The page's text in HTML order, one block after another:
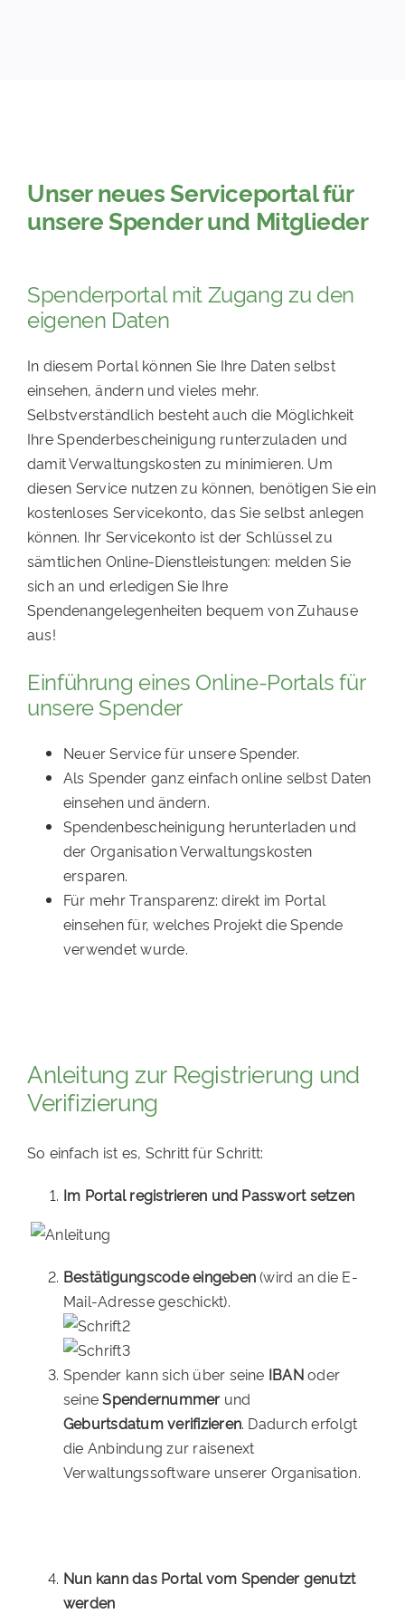
Unser neues Serviceportal für
unsere Spender und Mitglieder
Spenderportal mit Zugang zu den
eigenen Daten
In diesem Portal können Sie Ihre Daten selbst
einsehen, ändern und vieles mehr.
Selbstverständlich besteht auch die Möglichkeit
Ihre Spenderbescheinigung runterzuladen und
damit Verwaltungskosten zu minimieren. Um
diesen Service nutzen zu können, benötigen Sie ein
kostenloses Servicekonto, das Sie selbst anlegen
können. Ihr Servicekonto ist der Schlüssel zu
sämtlichen Online-Dienstleistungen: melden Sie
sich an und erledigen Sie Ihre
Spendenangelegenheiten bequem von Zuhause
aus!
Einführung eines Online-Portals für
unsere Spender
Neuer Service für unsere Spender.
Als Spender ganz einfach online selbst Daten
einsehen und ändern.
Spendenbescheinigung herunterladen und
der Organisation Verwaltungskosten
ersparen.
Für mehr Transparenz: direkt im Portal
einsehen für, welches Projekt die Spende
verwendet wurde.
Anleitung zur Registrierung und
Verifizierung
So einfach ist es, Schritt für Schritt:
Im Portal registrieren und Passwort setzen
Bestätigungscode eingeben(wird an die E-
Mail-Adresse geschickt).
Spender kann sich über seine IBANoder
seineSpendernummer und
Geburtsdatumverifizieren. Dadurch erfolgt
die Anbindung zur raisenext
Verwaltungssoftware unserer Organisation.
Nun kann das Portal vom Spender genutzt
werden